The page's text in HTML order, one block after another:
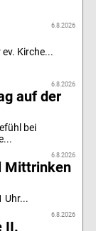
6.8.2026
Kirche...
6.8.2026
auf der
bei
6.8.2026
Mittrinken
Uhr...
6.8.2026
II.